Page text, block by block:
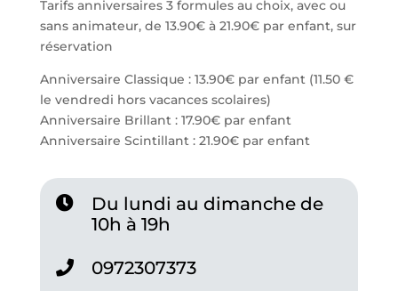
Tarifs anniversaires 3 formules au choix, avec ou
sans animateur, de 13.90€ à 21.90€ par enfant, sur
réservation
Anniversaire Classique : 13.90€ par enfant (11.50 €
le vendredi hors vacances scolaires)
Anniversaire Brillant : 17.90€ par enfant
Anniversaire Scintillant : 21.90€ par enfant
Du lundi au dimanche de
10h à 19h
0972307373